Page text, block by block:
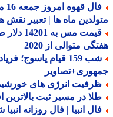
ماه ها | تعبیر نقش
قیمت مس به
متوالی از 2020
شب 159 قیام یاسوج؛
انرژی های خورشیدی در دولت
در مسیر ثبت بالاترین
انبیا | فال روزانه انبیا شنبه 17 مرداد ماه